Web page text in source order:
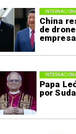
China
de
Papa
por